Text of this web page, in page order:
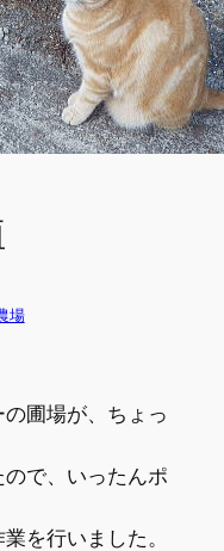
場
圃場が、ちょっ
で、いったんポ
を行いました。